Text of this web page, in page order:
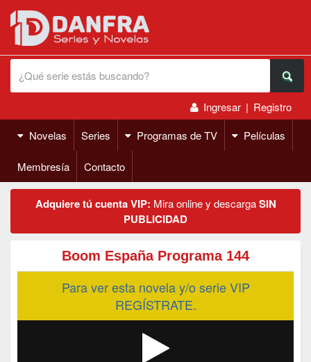
Ingresar | Registro
Novelas
Series Programas de TV Películas
Membresía Contacto
Adquiere tú cuenta VIP: Mira online y descargaSIN
PUBLICIDAD
Boom España Programa 144
Para ver esta novela y/o serie VIP
REGÍSTRATE.